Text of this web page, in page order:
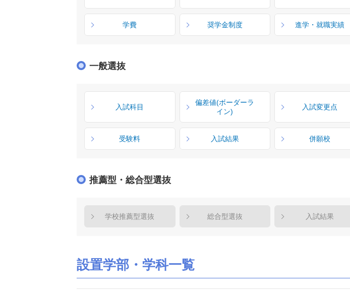
学費 奨学金制度 進学・就職実績
一般選抜
入試科目
偏差値(ボーダーラ
イン)
入試変更点
受験料 入試結果 併願校
推薦型・総合型選抜
学校推薦型選抜 総合型選抜 入試結果
設置学部・学科一覧